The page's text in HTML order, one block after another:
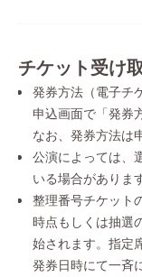
チケット受け
発券方法（電子チ
申込画面で「発券
なお、発券方法は
公演によっては、
いる場合がありま
整理番号チケット
時点もしくは抽選
始されます。指定
発券日時にて一斉